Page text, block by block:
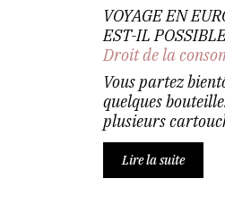
VOYAGE EN
EST-IL
Droit de la
Vous partez
quelques
plusieurs
Lire la suite